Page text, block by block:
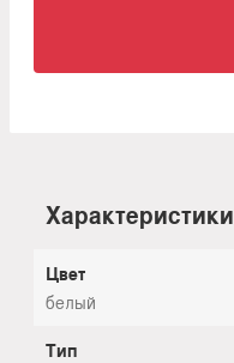
Характеристики
Цвет
белый
Тип